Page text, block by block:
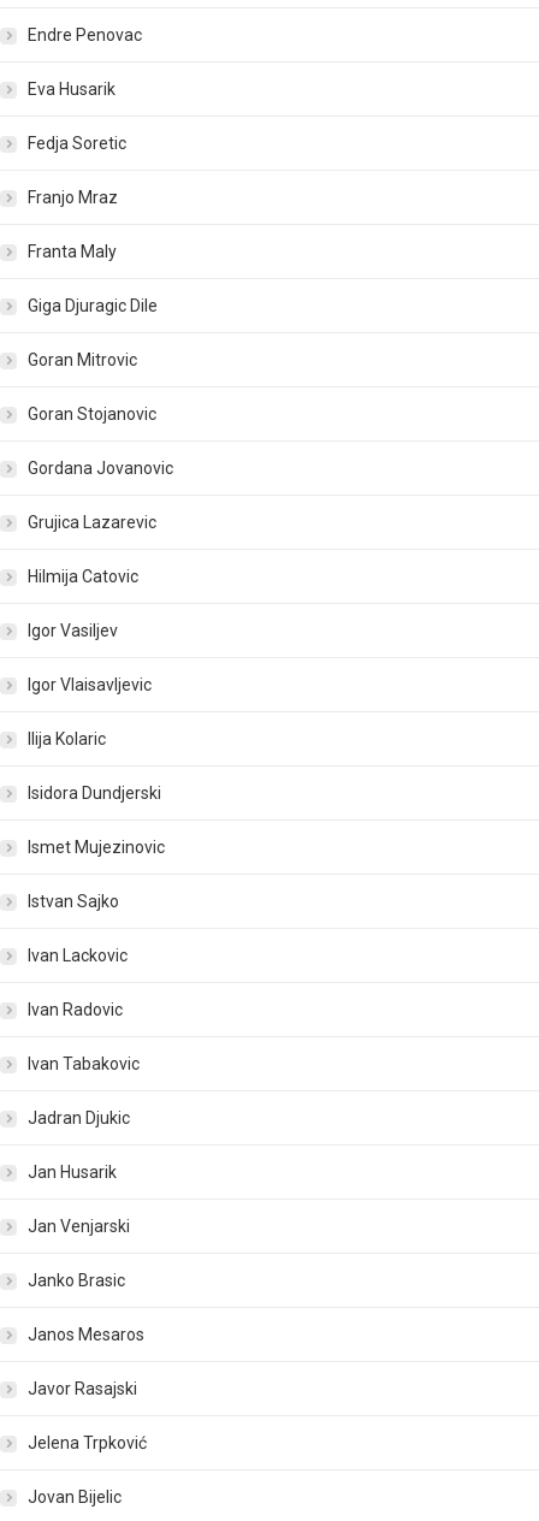
Endre Penovac
Eva Husarik
Fedja Soretic
Franjo Mraz
Franta Maly
Giga Djuragic Dile
Goran Mitrovic
Goran Stojanovic
Gordana Jovanovic
Grujica Lazarevic
Hilmija Catovic
Igor Vasiljev
Igor Vlaisavljevic
Ilija Kolaric
Isidora Dundjerski
Ismet Mujezinovic
Istvan Sajko
Ivan Lackovic
Ivan Radovic
Ivan Tabakovic
Jadran Djukic
Jan Husarik
Jan Venjarski
Janko Brasic
Janos Mesaros
Javor Rasajski
Jelena Trpković
Jovan Bijelic